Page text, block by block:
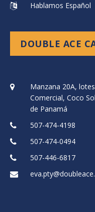
Hablamos Español
DOUBLE ACE
Manzana 20A,
Comercial, Coco
de Panamá
507-474-4198
507-474-0494
507-446-6817